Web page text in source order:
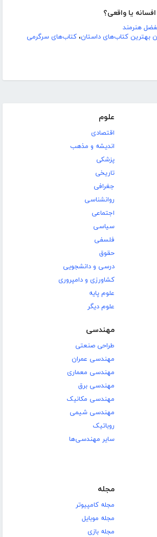
یا واقعی؟
هنرمند
بهترین کتاب‌های داستان، کتاب‌های سرگرمی
علوم
اقتصادی
اندیشه و مذهب
پزشکی
تاریخی
جغرافی
روانشناسی
اجتماعی
سیاسی
فلسفی
حقوق
درسی و دانشجویی
کشاورزی و دامپروری
علوم پایه
علوم دیگر
مهندسی
طراحی صنعتی
مهندسی عمران
مهندسی معماری
مهندسی برق
مهندسی مکانیک
مهندسی شیمی
روباتیک
سایر مهندسی‌ها
مجله
مجله کامپیوتر
مجله موبایل
مجله بازی